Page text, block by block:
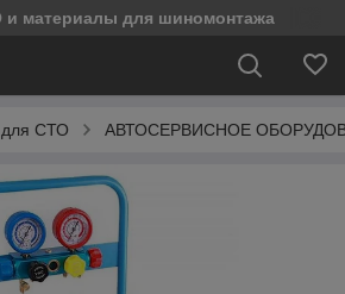
материалы для шиномонтажа
СТО АВТОСЕРВИСНОЕ